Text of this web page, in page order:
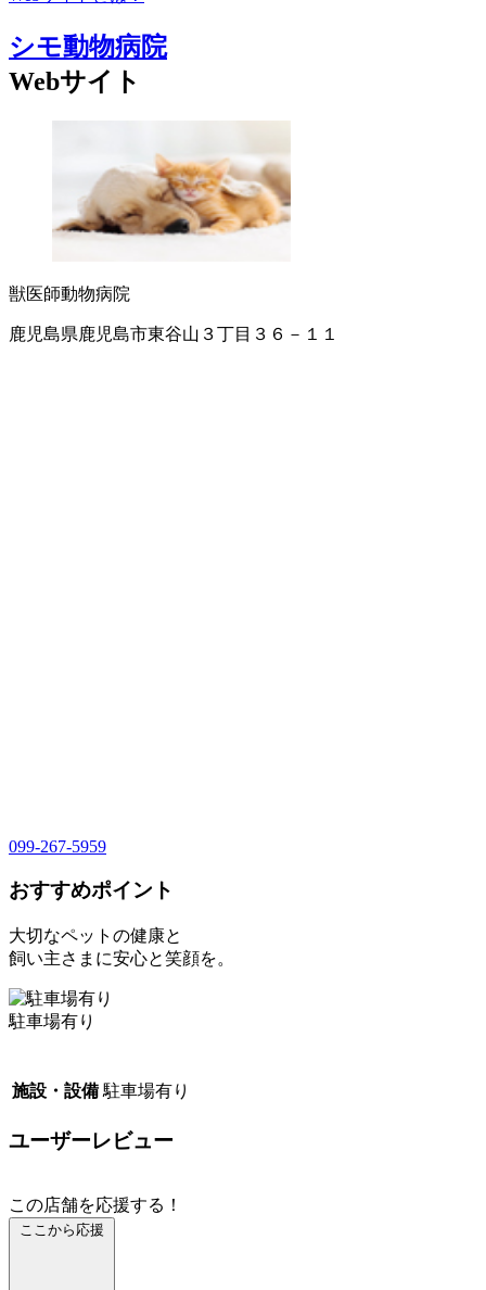
シモ動物病院
Webサイト
獣医師動物病院
鹿児島県鹿児島市東谷山３丁目３６－１１
099-267-5959
おすすめポイント
大切なペットの健康と
飼い主さまに安心と笑顔を。
駐車場有り
施設・設備 駐車場有り
ユーザーレビュー
この店舗を応援する！
ここから応援